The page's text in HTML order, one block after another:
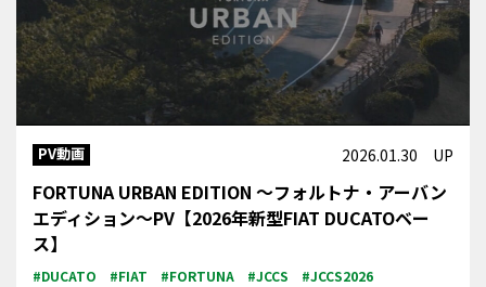
PV動画 2026.01.30 UP
FORTUNA URBAN EDITION ～フォルトナ・アーバン
エディション～PV【2026年新型FIAT DUCATOベー
ス】
#DUCATO #FIAT #FORTUNA #JCCS
#JCCS2026